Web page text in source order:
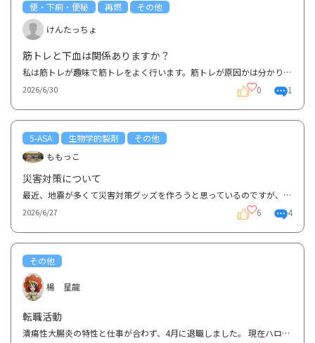
便・下痢・便秘 再燃
その他
けんたっちょ
筋トレと下血は関係ありますか？
私は筋トレが趣味で筋トレをよく行います。筋トレが原因かは分かりませんが、筋トレをした翌日、下血が...
2026/6/30 0 1
5-ASA 生物学的製剤
その他
ももっこ
災害対策について
最近、地震が多くて災害対策グッズを作ろうと思っているのですが、潰瘍性大腸炎で服薬中の方々が薬をど...
2026/6/27 6 4
その他
楊 星龍
転職活動
潰瘍性大腸炎の特性と仕事が合わず、4月に退職しました。 現在ハローワークで支援を受けながら、公共の...